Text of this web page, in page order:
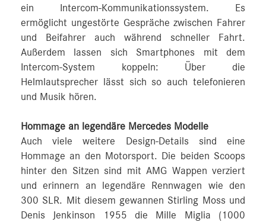
ein Intercom-Kommunikationssystem. Es
ermöglicht ungestörte Gespräche zwischen Fahrer
und Beifahrer auch während schneller Fahrt.
Außerdem lassen sich Smartphones mit dem
Intercom-System koppeln: Über die
Helmlautsprecher lässt sich so auch telefonieren
und Musik hören.
Hommage an legendäre Mercedes Modelle
Auch viele weitere Design-Details sind eine
Hommage an den Motorsport. Die beiden Scoops
hinter den Sitzen sind mit AMG Wappen verziert
und erinnern an legendäre Rennwagen wie den
300 SLR. Mit diesem gewannen Stirling Moss und
Denis Jenkinson 1955 die Mille Miglia (1000